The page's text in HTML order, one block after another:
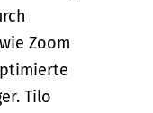
Zoom
Tilo